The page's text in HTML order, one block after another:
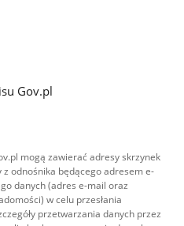
Gov.pl
mogą zawierać adresy skrzynek
odnośnika będącego adresem e-
danych (adres e-mail oraz
w celu przesłania
przetwarzania danych przez